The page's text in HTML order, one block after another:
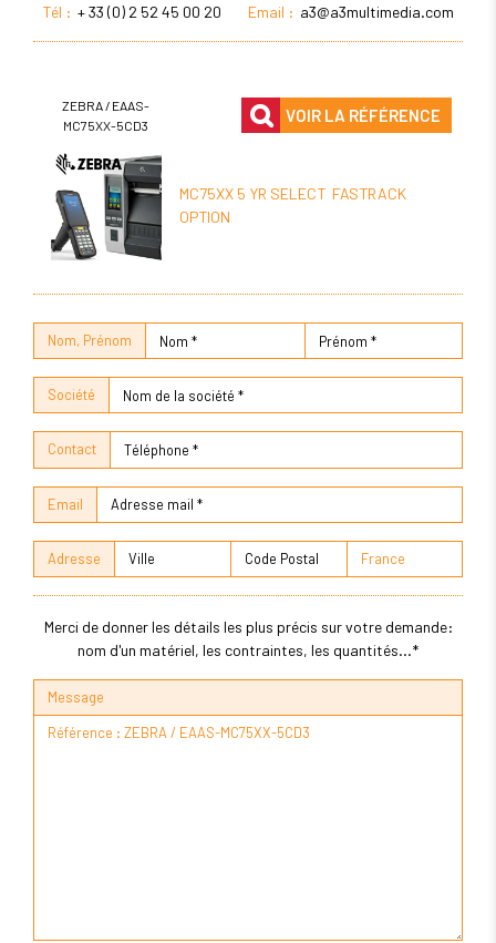
Tél : + 33 (0) 2 52 45 00 20 Email : a3@a3multimedia.com
ZEBRA / EAAS-
MC75XX-5CD3
VOIR LA RÉFÉRENCE
MC75XX 5 YR SELECT FASTRACK
OPTION
Nom, Prénom
Société
Contact
Email
Adresse
Merci de donner les détails les plus précis sur votre demande:
nom d'un matériel, les contraintes, les quantités...*
Message